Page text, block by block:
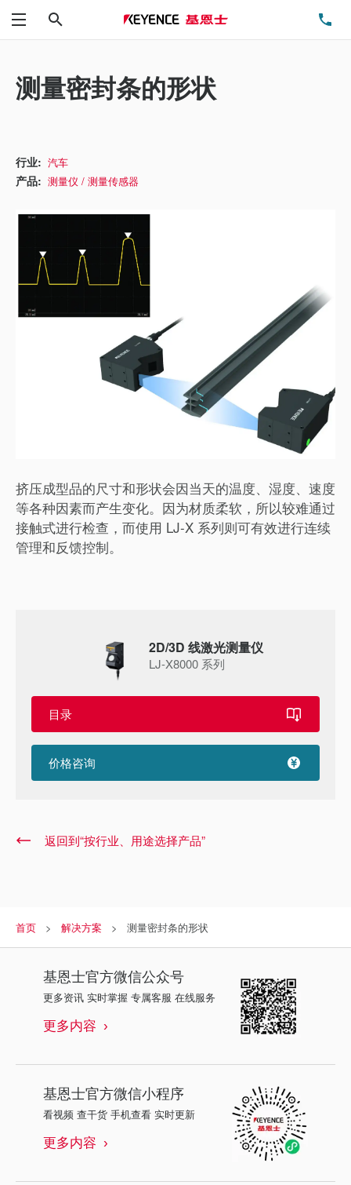
菜单
测量密封条的形状
行业: 汽车
产品: 测量仪 / 测量传感器
挤压成型品的尺寸和形状会因当天的温度、湿度、速度
等各种因素而产生变化。因为材质柔软，所以较难通过
接触式进行检查，而使用 LJ-X 系列则可有效进行连续
管理和反馈控制。
2D/3D 线激光测量仪
LJ-X8000 系列
目录
价格咨询
返回到“按行业、用途选择产品”
首页 解决方案 测量密封条的形状
基恩士官方微信公众号
更多资讯 实时掌握 专属客服 在线服务
更多内容
基恩士官方微信小程序
看视频 查干货 手机查看 实时更新
更多内容